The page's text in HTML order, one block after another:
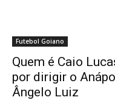
Futebol Goiano
Quem é Caio
por dirigir o
Ângelo Luiz